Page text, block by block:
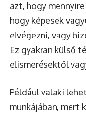
azt, hogy
hogy képesek
elvégezni, vagy
Ez gyakran külső
elismerésektől
Például valaki
munkájában, mert